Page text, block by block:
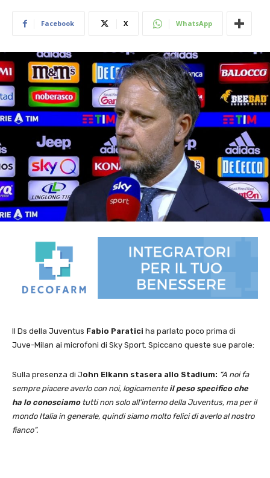
Facebook X WhatsApp
Il Ds della Juventus Fabio Paratici ha parlato poco prima di
Juve-Milan ai microfoni di Sky Sport. Spiccano queste sue parole:
Sulla presenza di John Elkann stasera allo Stadium: “A noi fa
sempre piacere averlo con noi, logicamente il peso specifico che
ha lo conosciamotutti non solo all’interno della Juventus, ma per il
mondo Italia in generale, quindi siamo molto felici di averlo al nostro
fianco”.